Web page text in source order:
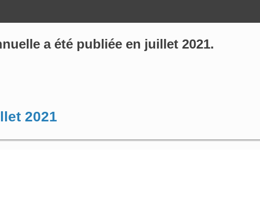
a été publiée en juillet 2021.
2021